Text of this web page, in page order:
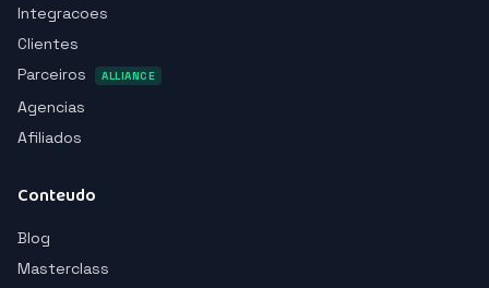
Integracoes
Clientes
Parceiros
ALLIANCE
Agencias
Afiliados
Conteudo
Blog
Masterclass